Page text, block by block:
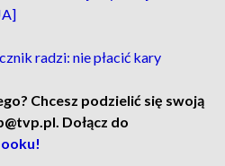
radzi: nie płacić kary
Chcesz podzielić się swoją
Dołącz do